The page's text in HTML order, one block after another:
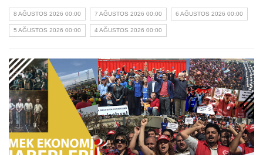
8 AĞUSTOS 2026 00:00 7 AĞUSTOS 2026 00:00 6 AĞUSTOS 2026 00:00
5 AĞUSTOS 2026 00:00 4 AĞUSTOS 2026 00:00